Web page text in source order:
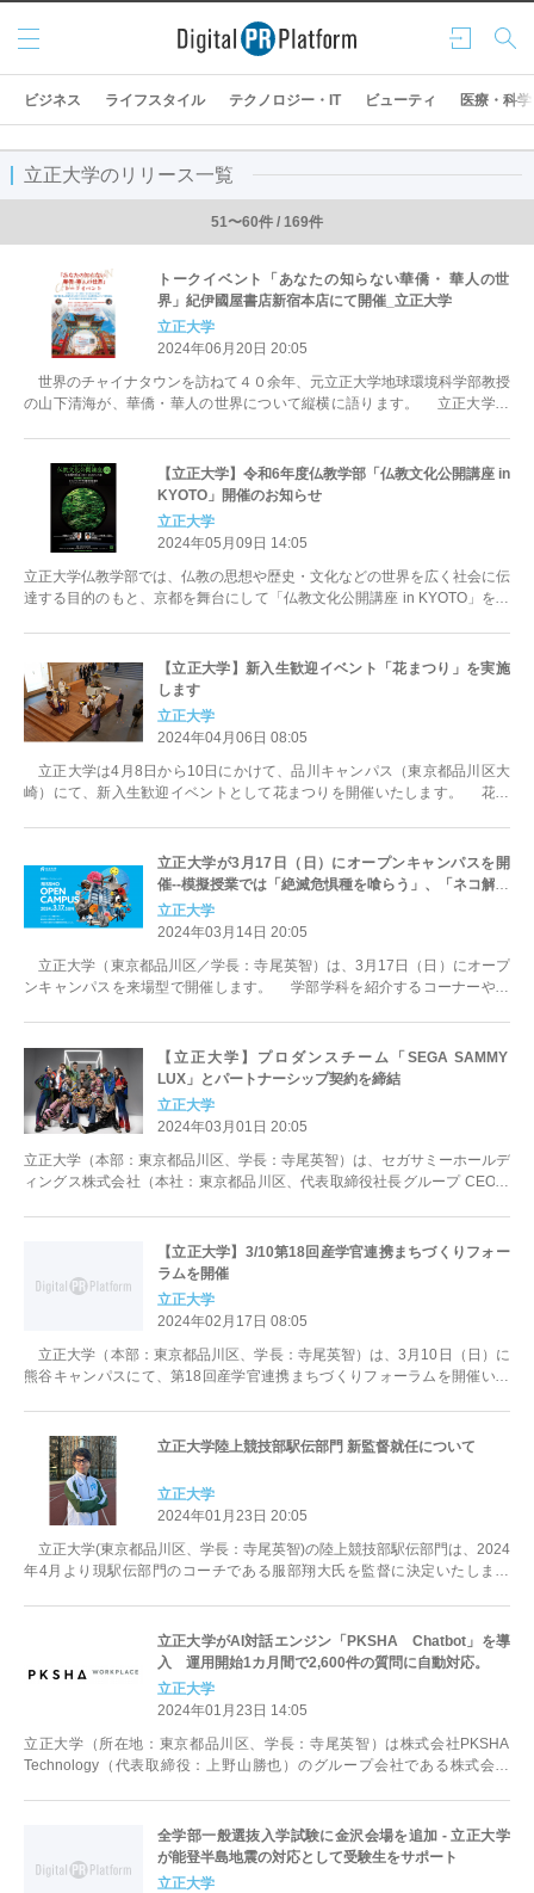
ログ
イン
検索
メニ
ュー
ビジネス ライフスタイル テクノロジー・IT ビューティ 医療・科学
立正大学のリリース一覧
51〜60件 / 169件
トークイベント「あなたの知らない華僑・ 華人の世
界」紀伊國屋書店新宿本店にて開催_立正大学
立正大学
2024年06月20日 20:05
世界のチャイナタウンを訪ねて４０余年、元立正大学地球環境科学部教授
の山下清海が、華僑・華人の世界について縦横に語ります。 立正大学地
【立正大学】令和6年度仏教学部「仏教文化公開講座 in
KYOTO」開催のお知らせ
立正大学
2024年05月09日 14:05
立正大学仏教学部では、仏教の思想や歴史・文化などの世界を広く社会に伝
達する目的のもと、京都を舞台にして「仏教文化公開講座 in KYOTO」を開
【立正大学】新入生歓迎イベント「花まつり」を実施
します
立正大学
2024年04月06日 08:05
立正大学は4月8日から10日にかけて、品川キャンパス（東京都品川区大
崎）にて、新入生歓迎イベントとして花まつりを開催いたします。 花ま
立正大学が3月17日（日）にオープンキャンパスを開
催--模擬授業では「絶滅危惧種を喰らう」、「ネコ解放
令」など--
立正大学
2024年03月14日 20:05
立正大学（東京都品川区／学長：寺尾英智）は、3月17日（日）にオープ
ンキャンパスを来場型で開催します。 学部学科を紹介するコーナーや入
【立正大学】プロダンスチーム「SEGA SAMMY
LUX」とパートナーシップ契約を締結
立正大学
2024年03月01日 20:05
立正大学（本部：東京都品川区、学長：寺尾英智）は、セガサミーホールデ
ィングス株式会社（本社：東京都品川区、代表取締役社長グループ CEO：
【立正大学】3/10第18回産学官連携まちづくりフォー
ラムを開催
立正大学
2024年02月17日 08:05
立正大学（本部：東京都品川区、学長：寺尾英智）は、3月10日（日）に
熊谷キャンパスにて、第18回産学官連携まちづくりフォーラムを開催いた
立正大学陸上競技部駅伝部門 新監督就任について
立正大学
2024年01月23日 20:05
立正大学(東京都品川区、学長：寺尾英智)の陸上競技部駅伝部門は、2024
年4月より現駅伝部門のコーチである服部翔大氏を監督に決定いたしまし
立正大学がAI対話エンジン「PKSHA Chatbot」を導
入 運用開始1カ月間で2,600件の質問に自動対応。
立正大学
2024年01月23日 14:05
立正大学（所在地：東京都品川区、学長：寺尾英智）は株式会社PKSHA
Technology（代表取締役：上野山勝也）のグループ会社である株式会社
全学部一般選抜入学試験に金沢会場を追加 - 立正大学
が能登半島地震の対応として受験生をサポート
立正大学